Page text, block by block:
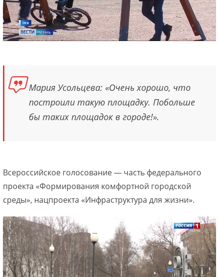
Мария Усольцева: «Очень хорошо, что
построили такую площадку. Побольше
бы таких площадок в городе!».
Всероссийское голосование — часть федерального
проекта «Формирования комфортной городской
среды», нацпроекта «Инфраструктура для жизни».